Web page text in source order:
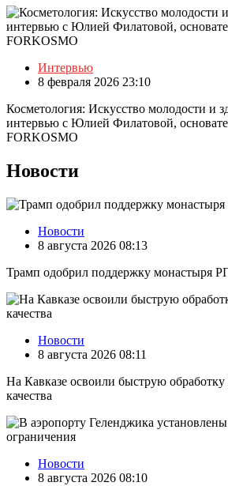
Интервью
8 февраля 2026 23:10
Косметология: Искусство молодости и
интервью с Юлией Филатовой,
FORKOSMO
Новости
Новости
8 августа 2026 08:13
Трамп одобрил поддержку монастыря
Новости
8 августа 2026 08:11
На Кавказе освоили быструю обработку
качества
Новости
8 августа 2026 08:10